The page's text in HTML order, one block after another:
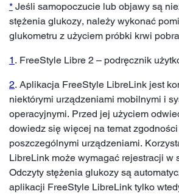
* Jeśli samopoczucie lub objawy są
stężenia glukozy, należy wykonać
glukometru z użyciem próbki krwi
1 . FreeStyle Libre 2 – podręcznik
2. Aplikacja FreeStyle LibreLink jest
niektórymi urządzeniami mobilnymi i
operacyjnymi. Przed jej użyciem
dowiedz się więcej na temat
poszczególnymi urządzeniami.
LibreLink może wymagać rejestracji w
Odczyty stężenia glukozy są
aplikacji FreeStyle LibreLink tylko